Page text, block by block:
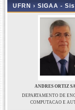
UFRN › SIGAA -
ANDRES ORTIZ
DEPARTAMENTO DE
COMPUTACAO E